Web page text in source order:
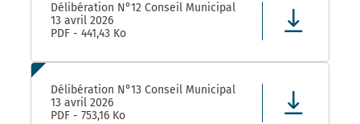
Délibération N°12 Conseil Municipal
13 avril 2026
PDF - 441,43 Ko
Délibération N°13 Conseil Municipal
13 avril 2026
PDF - 753,16 Ko